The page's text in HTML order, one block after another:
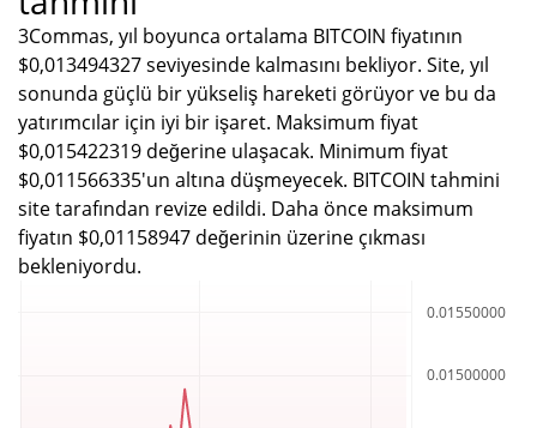
3Commas, yıl boyunca ortalama BITCOIN fiyatının
$0,013494327 seviyesinde kalmasını bekliyor. Site, yıl
sonunda güçlü bir yükseliş hareketi görüyor ve bu da
yatırımcılar için iyi bir işaret. Maksimum fiyat
$0,015422319 değerine ulaşacak. Minimum fiyat
$0,011566335'un altına düşmeyecek. BITCOIN tahmini
site tarafından revize edildi. Daha önce maksimum
fiyatın $0,01158947 değerinin üzerine çıkması
bekleniyordu.